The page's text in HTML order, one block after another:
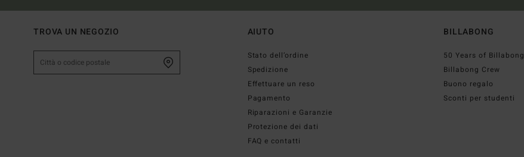
TROVA UN NEGOZIO AIUTO
Stato dell’ordine
Spedizione
Effettuare un reso
Pagamento
Riparazioni e Garanzie
Protezione dei dati
FAQ e contatti
BILLABONG
50 Years of Billabong
Billabong Crew
Buono regalo
Sconti per studenti